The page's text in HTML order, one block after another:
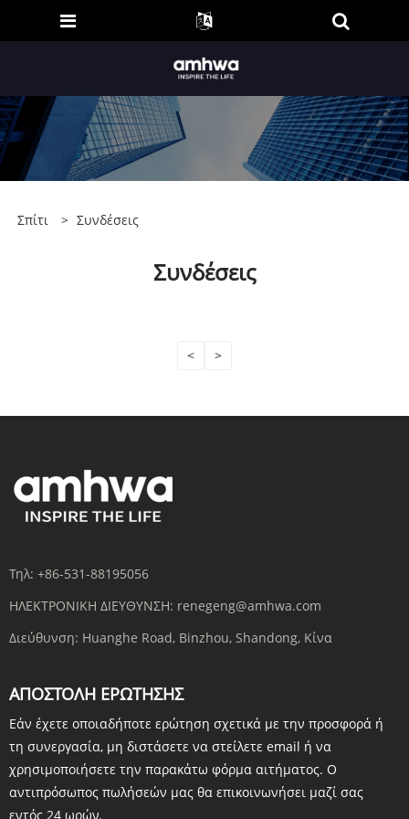
Σπίτι > Συνδέσεις
Συνδέσεις
< >
Τηλ: +86-531-88195056
ΗΛΕΚΤΡΟΝΙΚΗ ΔΙΕΥΘΥΝΣΗ: renegeng@amhwa.com
Διεύθυνση: Huanghe Road, Binzhou, Shandong, Κίνα
ΑΠΟΣΤΟΛΉ ΕΡΏΤΗΣΗΣ
Εάν έχετε οποιαδήποτε ερώτηση σχετικά με την προσφορά ή
τη συνεργασία, μη διστάσετε να στείλετε email ή να
χρησιμοποιήσετε την παρακάτω φόρμα αιτήματος. Ο
αντιπρόσωπος πωλήσεών μας θα επικοινωνήσει μαζί σας
εντός 24 ωρών.